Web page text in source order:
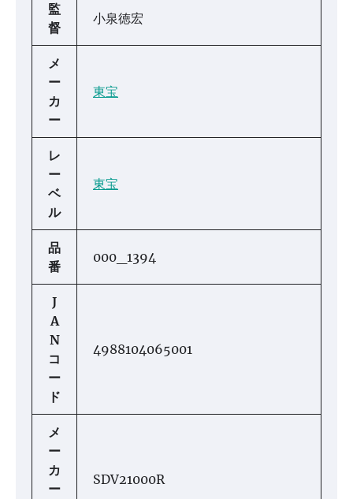
監
督
小泉徳宏
メ
ー
カ
ー
東宝
レ
ー
ベ
ル
東宝
品
番
000_1394
J
A
N
コ
ー
ド
4988104065001
メ
ー
カ
ー
SDV21000R